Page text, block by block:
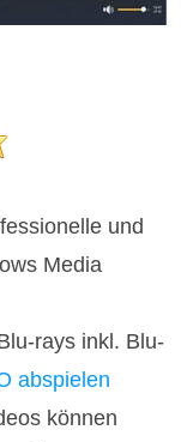
und
Media
rays inkl. Blu-
abspielen
können